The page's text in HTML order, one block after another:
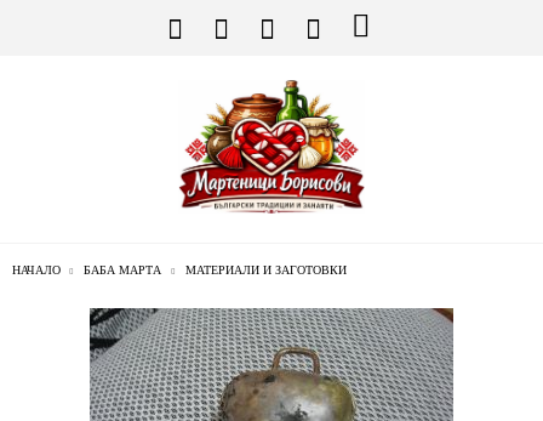
НАЧАЛО БАБА МАРТА МАТЕРИАЛИ И ЗАГОТОВКИ